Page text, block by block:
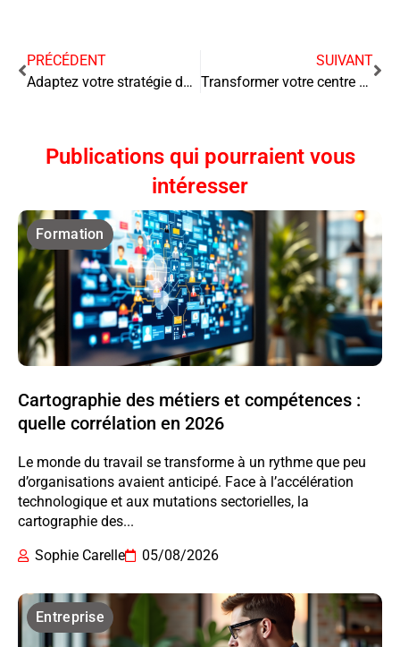
PRÉCÉDENT
Adaptez votre stratégie de marketing automation aux tendances du marché : conseils et bonnes pratiques
SUIVANT
Transformer votre centre d’appel en un véritable centre de profit : les clés du succès
Publications qui pourraient vous
intéresser
Formation
Cartographie des métiers et compétences :
quelle corrélation en 2026
Le monde du travail se transforme à un rythme que peu
d’organisations avaient anticipé. Face à l’accélération
technologique et aux mutations sectorielles, la
cartographie des...
Sophie Carelle
05/08/2026
Entreprise